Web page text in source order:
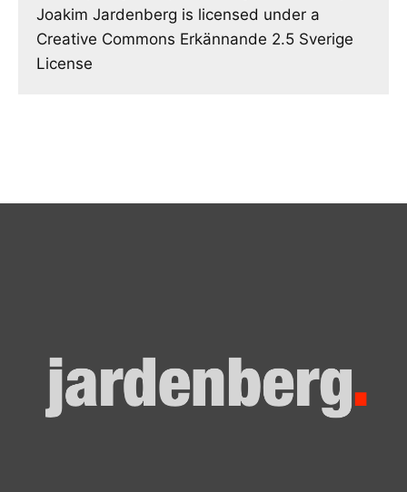
Joakim Jardenberg is licensed under a
Creative Commons Erkännande 2.5 Sverige
License